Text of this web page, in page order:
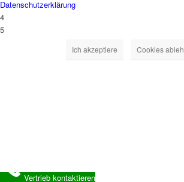
Datenschutzerklärung
4
5
Ich akzeptiere Cookies
Vertrieb kontaktieren